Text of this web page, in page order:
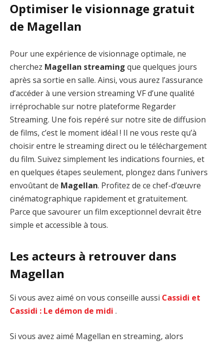
Optimiser le visionnage gratuit
de Magellan
Pour une expérience de visionnage optimale, ne
cherchez Magellan streaming que quelques jours
après sa sortie en salle. Ainsi, vous aurez l’assurance
d’accéder à une version streaming VF d’une qualité
irréprochable sur notre plateforme Regarder
Streaming. Une fois repéré sur notre site de diffusion
de films, c’est le moment idéal ! Il ne vous reste qu’à
choisir entre le streaming direct ou le téléchargement
du film. Suivez simplement les indications fournies, et
en quelques étapes seulement, plongez dans l’univers
envoûtant de Magellan. Profitez de ce chef-d’œuvre
cinématographique rapidement et gratuitement.
Parce que savourer un film exceptionnel devrait être
simple et accessible à tous.
Les acteurs à retrouver dans
Magellan
Si vous avez aimé on vous conseille aussi Cassidi et
Cassidi : Le démon de midi .
Si vous avez aimé Magellan en streaming, alors